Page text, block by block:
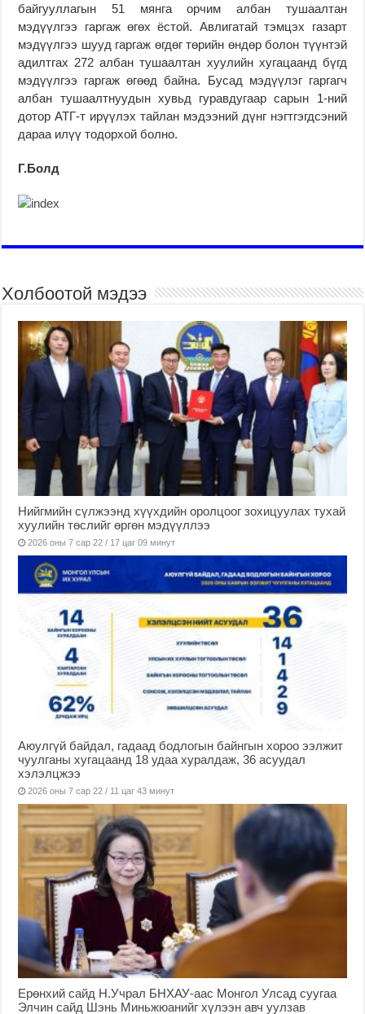
байгууллагын 51 мянга орчим албан тушаалтан
мэдүүлгээ гаргаж өгөх ёстой. Авлигатай тэмцэх газарт
мэдүүлгээ шууд гаргаж өгдөг төрийн өндөр болон түүнтэй
адилтгах 272 албан тушаалтан хуулийн хугацаанд бүгд
мэдүүлгээ гаргаж өгөөд байна. Бусад мэдүүлэг гаргагч
албан тушаалтнуудын хувьд гуравдугаар сарын 1-ний
дотор АТГ-т ирүүлэх тайлан мэдээний дүнг нэгтгэгдсэний
дараа илүү тодорхой болно.
Г.Болд
Холбоотой мэдээ
Нийгмийн сүлжээнд хүүхдийн оролцоог зохицуулах тухай
хуулийн төслийг өргөн мэдүүллээ
2026 оны 7 сар 22 / 17 цаг 09 минут
Аюулгүй байдал, гадаад бодлогын байнгын хороо ээлжит
чуулганы хугацаанд 18 удаа хуралдаж, 36 асуудал
хэлэлцжээ
2026 оны 7 сар 22 / 11 цаг 43 минут
Ерөнхий сайд Н.Учрал БНХАУ-аас Монгол Улсад суугаа
Элчин сайд Шэнь Миньжюанийг хүлээн авч уулзав